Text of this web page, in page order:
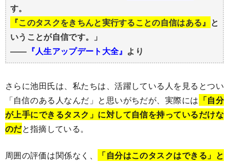
す。
『このタスクをきちんと実行することの自信はある』 と
いうことが自信です。」
―― 『人生アップデート大全』 より
さらに池田氏は、私たちは、活躍している人を見るとつい
「自信のある人なんだ」と思いがちだが、実際には 「自分
が上手にできるタスク」に対して自信を持っているだけな
のだと指摘している。
周囲の評価は関係なく、
「自分はこのタスクはできる」と